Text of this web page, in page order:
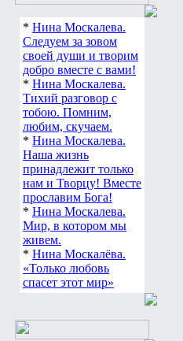
* Нина Москалева.
Следуем за зовом
своей души и творим
добро вместе с вами!
* Нина Москалева.
Тихий разговор с
тобою. Помним,
любим, скучаем.
* Нина Москалева.
Наша жизнь
принадлежит только
нам и Творцу! Вместе
прославим Бога!
* Нина Москалева.
Мир, в котором мы
живем.
* Нина Москалёва.
«Только любовь
спасет этот мир»